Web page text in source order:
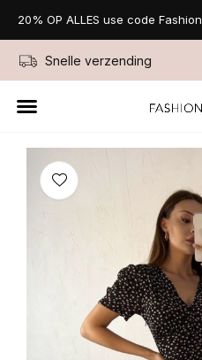
Snelle verzending
20% OP ALLES use code Fashion